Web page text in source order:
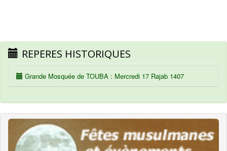
REPERES HISTORIQUES
Grande Mosquée de TOUBA : Mercredi 17 Rajab 1407